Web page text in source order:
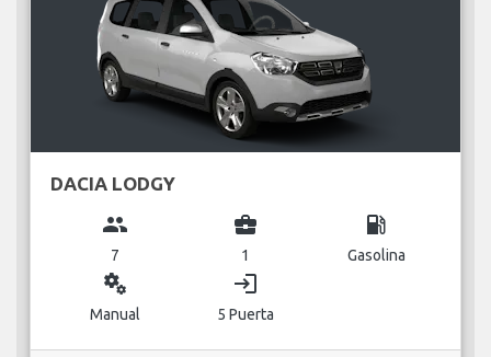
DACIA LODGY
group
7
business_center
1
local_gas_station
Gasolina
miscellaneous_services
Manual
login
5 Puerta